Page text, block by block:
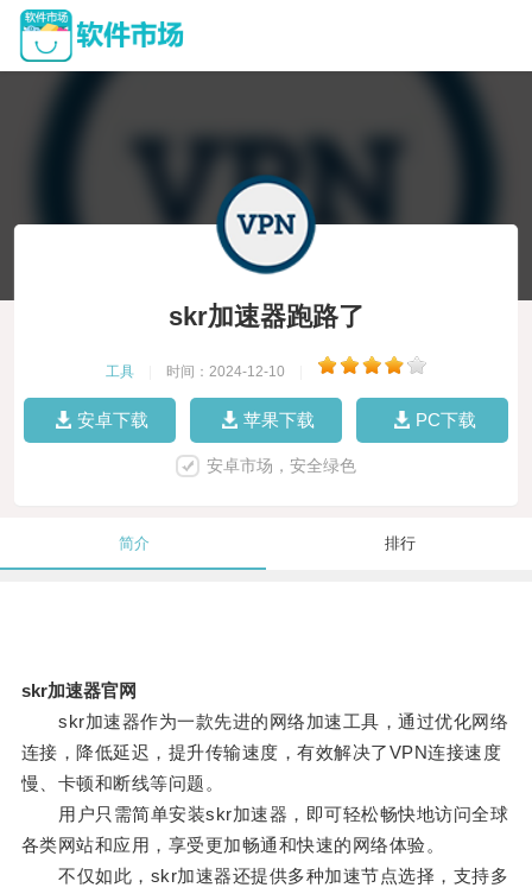
skr加速器跑路了
工具 时间：2024-12-10
安卓下载 苹果下载 PC下载
安卓市场，安全绿色
简介 排行
skr加速器官网
skr加速器作为一款先进的网络加速工具，通过优化网络
连接，降低延迟，提升传输速度，有效解决了VPN连接速度
慢、卡顿和断线等问题。
用户只需简单安装skr加速器，即可轻松畅快地访问全球
各类网站和应用，享受更加畅通和快速的网络体验。
不仅如此，skr加速器还提供多种加速节点选择，支持多